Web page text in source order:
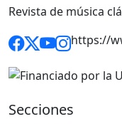
Revista de música
https://
Secciones